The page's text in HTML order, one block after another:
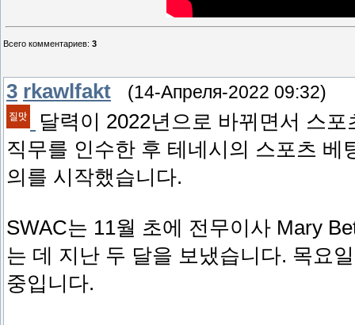
Всего комментариев: 3
3 rkawlfakt (14-Апреля-2022 09:32)
달력이 2022년으로 바뀌면서 스
직무를 인수한 후 테네시의 스포츠
의를 시작했습니다.
SWAC는 11월 초에 전무이사 Mary
는 데 지난 두 달을 보냈습니다. 목요
중입니다.